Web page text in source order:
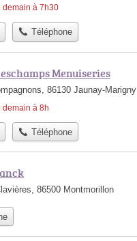
demain à 7h30
Téléphone
Menuiseries
86130 Jaunay-Marigny
demain à 8h
Téléphone
86500 Montmorillon